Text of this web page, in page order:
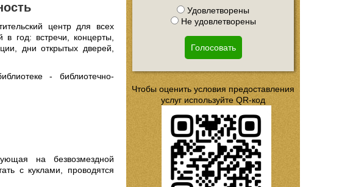
центр для всех
год: встречи, концерты,
дни открытых дверей,
- библиотечно-
на безвозмездной
с куклами, проводятся
Удовлетворены
Не удовлетворены
Голосовать
Чтобы оценить условия предоставления
услуг используйте QR-код